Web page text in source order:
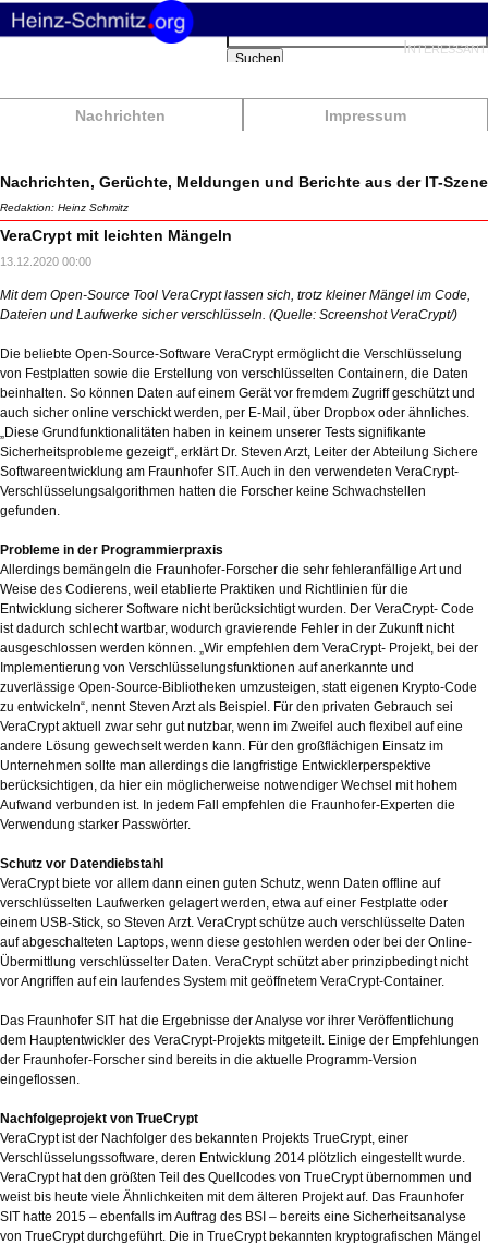
Nachrichten Impressum
Suchbegriffe
Suchen
Nachrichten, Gerüchte, Meldungen und Berichte aus der IT-Szene
Redaktion: Heinz Schmitz
VeraCrypt mit leichten Mängeln
13.12.2020 00:00
Mit dem Open-Source Tool VeraCrypt lassen sich, trotz kleiner Mängel im Code,
Dateien und Laufwerke sicher verschlüsseln. (Quelle: Screenshot VeraCrypt/)
Die beliebte Open-Source-Software VeraCrypt ermöglicht die Verschlüsselung
von Festplatten sowie die Erstellung von verschlüsselten Containern, die Daten
beinhalten. So können Daten auf einem Gerät vor fremdem Zugriff geschützt und
auch sicher online verschickt werden, per E-Mail, über Dropbox oder ähnliches.
„Diese Grundfunktionalitäten haben in keinem unserer Tests signifikante
Sicherheitsprobleme gezeigt“, erklärt Dr. Steven Arzt, Leiter der Abteilung Sichere
Softwareentwicklung am Fraunhofer SIT. Auch in den verwendeten VeraCrypt-
Verschlüsselungsalgorithmen hatten die Forscher keine Schwachstellen
gefunden.
Probleme in der Programmierpraxis
Allerdings bemängeln die Fraunhofer-Forscher die sehr fehleranfällige Art und
Weise des Codierens, weil etablierte Praktiken und Richtlinien für die
Entwicklung sicherer Software nicht berücksichtigt wurden. Der VeraCrypt- Code
ist dadurch schlecht wartbar, wodurch gravierende Fehler in der Zukunft nicht
ausgeschlossen werden können. „Wir empfehlen dem VeraCrypt- Projekt, bei der
Implementierung von Verschlüsselungsfunktionen auf anerkannte und
zuverlässige Open-Source-Bibliotheken umzusteigen, statt eigenen Krypto-Code
zu entwickeln“, nennt Steven Arzt als Beispiel. Für den privaten Gebrauch sei
VeraCrypt aktuell zwar sehr gut nutzbar, wenn im Zweifel auch flexibel auf eine
andere Lösung gewechselt werden kann. Für den großflächigen Einsatz im
Unternehmen sollte man allerdings die langfristige Entwicklerperspektive
berücksichtigen, da hier ein möglicherweise notwendiger Wechsel mit hohem
Aufwand verbunden ist. In jedem Fall empfehlen die Fraunhofer-Experten die
Verwendung starker Passwörter.
Schutz vor Datendiebstahl
VeraCrypt biete vor allem dann einen guten Schutz, wenn Daten offline auf
verschlüsselten Laufwerken gelagert werden, etwa auf einer Festplatte oder
einem USB-Stick, so Steven Arzt. VeraCrypt schütze auch verschlüsselte Daten
auf abgeschalteten Laptops, wenn diese gestohlen werden oder bei der Online-
Übermittlung verschlüsselter Daten. VeraCrypt schützt aber prinzipbedingt nicht
vor Angriffen auf ein laufendes System mit geöffnetem VeraCrypt-Container.
Das Fraunhofer SIT hat die Ergebnisse der Analyse vor ihrer Veröffentlichung
dem Hauptentwickler des VeraCrypt-Projekts mitgeteilt. Einige der Empfehlungen
der Fraunhofer-Forscher sind bereits in die aktuelle Programm-Version
eingeflossen.
Nachfolgeprojekt von TrueCrypt
VeraCrypt ist der Nachfolger des bekannten Projekts TrueCrypt, einer
Verschlüsselungssoftware, deren Entwicklung 2014 plötzlich eingestellt wurde.
VeraCrypt hat den größten Teil des Quellcodes von TrueCrypt übernommen und
weist bis heute viele Ähnlichkeiten mit dem älteren Projekt auf. Das Fraunhofer
SIT hatte 2015 – ebenfalls im Auftrag des BSI – bereits eine Sicherheitsanalyse
von TrueCrypt durchgeführt. Die in TrueCrypt bekannten kryptografischen Mängel